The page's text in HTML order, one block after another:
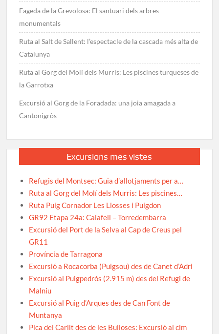
Fageda de la Grevolosa: El santuari dels arbres
monumentals
Ruta al Salt de Sallent: l’espectacle de la cascada més alta de
Catalunya
Ruta al Gorg del Molí dels Murris: Les piscines turqueses de
la Garrotxa
Excursió al Gorg de la Foradada: una joia amagada a
Cantonigròs
Excursions mes vistes
Refugis del Montsec: Guia d’allotjaments per a…
Ruta al Gorg del Molí dels Murris: Les piscines…
Ruta Puig Cornador Les Llosses i Puigdon
GR92 Etapa 24a: Calafell – Torredembarra
Excursió del Port de la Selva al Cap de Creus pel
GR11
Província de Tarragona
Excursió a Rocacorba (Puigsou) des de Canet d’Adri
Excursió al Puigpedrós (2.915 m) des del Refugi de
Malniu
Excursió al Puig d’Arques des de Can Font de
Muntanya
Pica del Carlit des de les Bulloses: Excursió al cim